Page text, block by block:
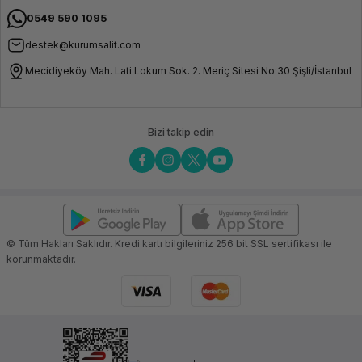
0549 590 1095
destek@kurumsalit.com
Mecidiyeköy Mah. Lati Lokum Sok. 2. Meriç Sitesi No:30 Şişli/İstanbul
Bizi takip edin
© Tüm Hakları Saklıdır. Kredi kartı bilgileriniz 256 bit SSL sertifikası ile
korunmaktadır.